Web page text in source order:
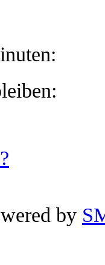
by